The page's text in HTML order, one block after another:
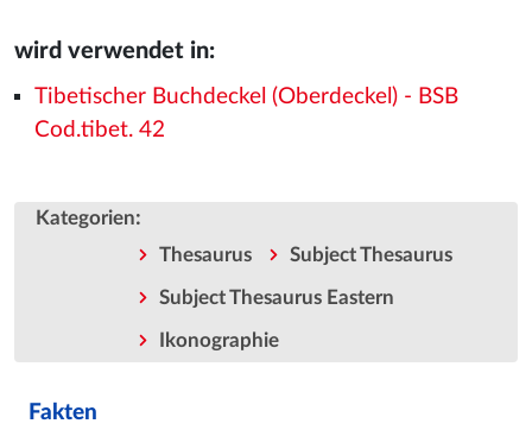
wird verwendet in:
Tibetischer Buchdeckel (Oberdeckel) - BSB
Cod.tibet. 42
Kategorien:
Thesaurus Subject Thesaurus
Subject Thesaurus Eastern
Ikonographie
Fakten